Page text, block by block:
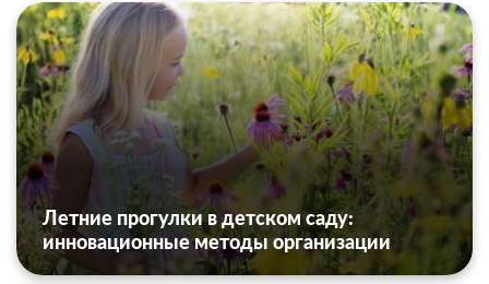
Летние прогулки в детском саду:
инновационные методы организации